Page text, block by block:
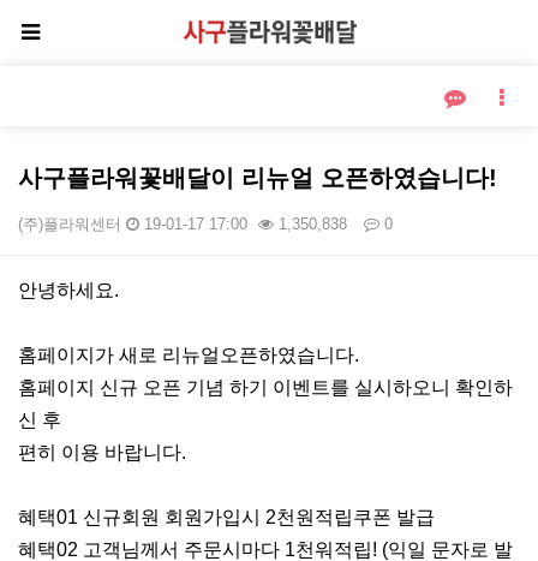
사구플라워꽃배달이 리뉴얼 오픈하였습니다!
(주)플라워센터 19-01-17 17:00 1,350,838 0
본문
안녕하세요.
홈페이지가 새로 리뉴얼오픈하였습니다.
홈페이지 신규 오픈 기념 하기 이벤트를 실시하오니 확인하
신 후
편히 이용 바랍니다.
혜택01 신규회원 회원가입시 2천원적립쿠폰 발급
혜택02 고객님께서 주문시마다 1천워적립! (익일 문자로 발